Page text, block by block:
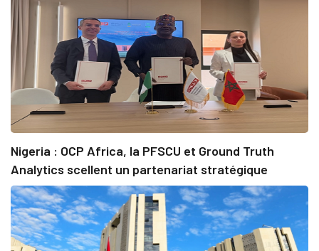
Nigeria : OCP Africa, la PFSCU et Ground Truth
Analytics scellent un partenariat stratégique